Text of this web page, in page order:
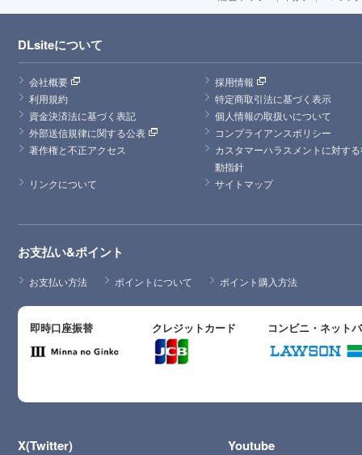
DLsiteについて
会社概要
採用情報
利用規約
特定商取引法に基づく表示
資金決済法に基づく表記
個人情報の取扱いについて
外部送信規律に関する公表
コンプライアンスポリシー
著作権と不正アクセス
カスタマーハラスメントに対す
動指針
リンクについて
サイトマップ
お支払い&ポイント
お支払い方法 ポイントについて ポイント購入方法
即時口座振替 クレジットカード コンビニ・ネット
X(Twitter) Youtube